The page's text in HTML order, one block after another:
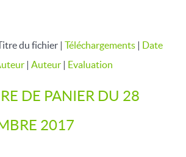
du fichier | Téléchargements | Date
| Auteur | Evaluation
DE PANIER DU 28
2017